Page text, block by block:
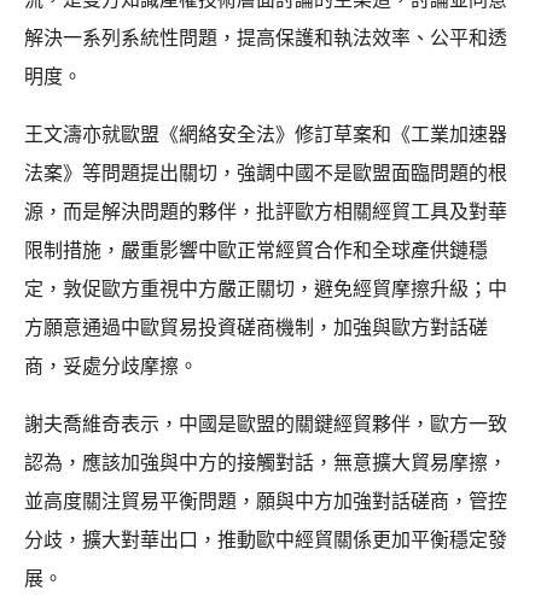
解決一系列系統性問題，提高保護和執法效率、公平和透
明度。
王文濤亦就歐盟《網絡安全法》修訂草案和《工業加速器
法案》等問題提出關切，強調中國不是歐盟面臨問題的根
源，而是解決問題的夥伴，批評歐方相關經貿工具及對華
限制措施，嚴重影響中歐正常經貿合作和全球產供鏈穩
定，敦促歐方重視中方嚴正關切，避免經貿摩擦升級；中
方願意通過中歐貿易投資磋商機制，加強與歐方對話磋
商，妥處分歧摩擦。
謝夫喬維奇表示，中國是歐盟的關鍵經貿夥伴，歐方一致
認為，應該加強與中方的接觸對話，無意擴大貿易摩擦，
並高度關注貿易平衡問題，願與中方加強對話磋商，管控
分歧，擴大對華出口，推動歐中經貿關係更加平衡穩定發
展。